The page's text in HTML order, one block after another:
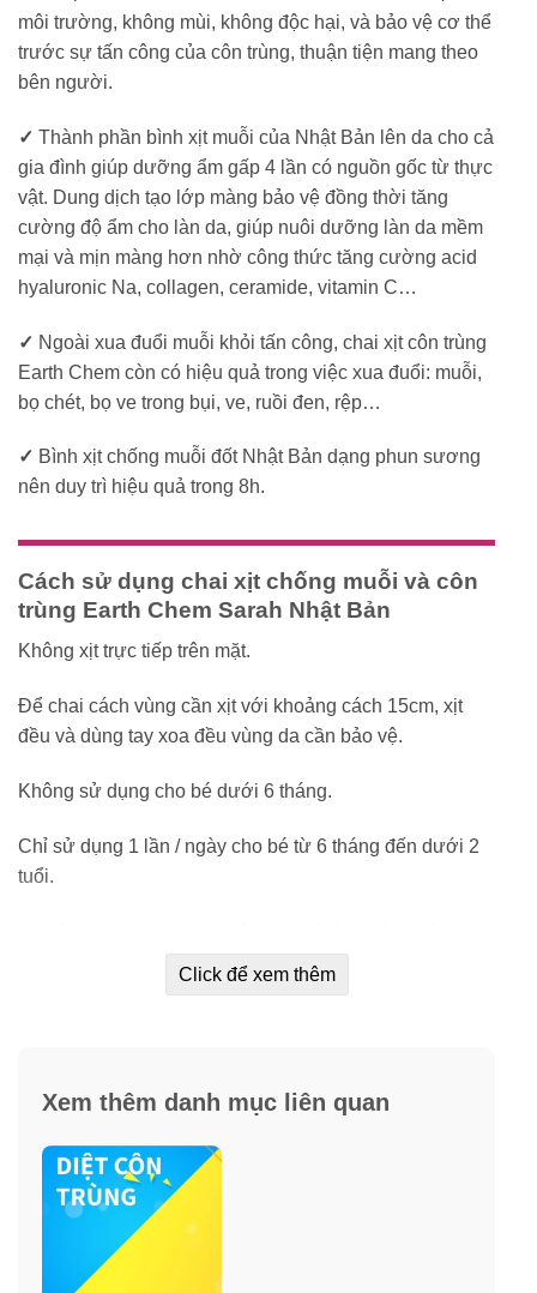
môi trường, không mùi, không độc hại, và bảo vệ cơ thể
trước sự tấn công của côn trùng, thuận tiện mang theo
bên người.
✓ Thành phần bình xịt muỗi của Nhật Bản lên da cho cả
gia đình giúp dưỡng ẩm gấp 4 lần có nguồn gốc từ thực
vật. Dung dịch tạo lớp màng bảo vệ đồng thời tăng
cường độ ẩm cho làn da, giúp nuôi dưỡng làn da mềm
mại và mịn màng hơn nhờ công thức tăng cường acid
hyaluronic Na, collagen, ceramide, vitamin C…
✓ Ngoài xua đuổi muỗi khỏi tấn công, chai xịt côn trùng
Earth Chem còn có hiệu quả trong việc xua đuổi: muỗi,
bọ chét, bọ ve trong bụi, ve, ruồi đen, rệp…
✓ Bình xịt chống muỗi đốt Nhật Bản dạng phun sương
nên duy trì hiệu quả trong 8h.
Cách sử dụng chai xịt chống muỗi và côn
trùng Earth Chem Sarah Nhật Bản
Không xịt trực tiếp trên mặt.
Để chai cách vùng cần xịt với khoảng cách 15cm, xịt
đều và dùng tay xoa đều vùng da cần bảo vệ.
Không sử dụng cho bé dưới 6 tháng.
Chỉ sử dụng 1 lần / ngày cho bé từ 6 tháng đến dưới 2
tuổi.
Sản phẩm không thể thay thế thuốc, và không nên lạm
sự cần thiết.
Không xịt vào đồ ăn, đồ chơi, quần áo, và các đồ vật
xung quanh.
Click để xem thêm
Xem thêm danh mục liên quan